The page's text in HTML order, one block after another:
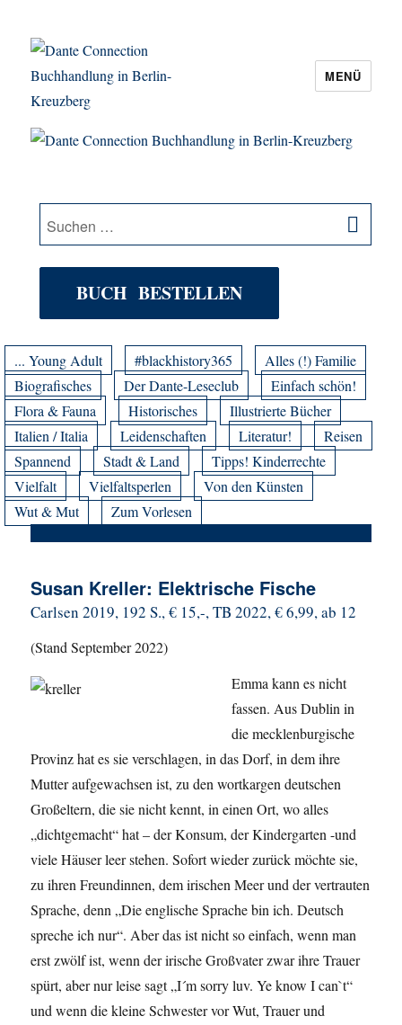
Dante Connection Buchhandlung in
MENÜ
Suche
nach:
BUCH BESTELLEN
... Young Adult #blackhistory365
Alles (!) Familie
Biografisches
Der Dante-Leseclub
Einfach schön!
Flora & Fauna
Historisches
Illustrierte Bücher
Italien / Italia
Leidenschaften Literatur!
Reisen
Spannend
Stadt & Land
Tipps! Kinderrechte
Vielfalt
Vielfaltsperlen
Von den Künsten
Wut & Mut
Zum Vorlesen
Susan Kreller: Elektrische Fische
Carlsen 2019, 192 S., € 15,-, TB 2022, € 6,99, ab 12
(Stand September 2022)
Emma kann es nicht
fassen. Aus Dublin in
die mecklenburgische
Provinz hat es sie verschlagen, in das Dorf, in dem ihre
Mutter aufgewachsen ist, zu den wortkargen deutschen
Großeltern, die sie nicht kennt, in einen Ort, wo alles
„dichtgemacht“ hat – der Konsum, der Kindergarten -und
viele Häuser leer stehen. Sofort wieder zurück möchte sie,
zu ihren Freundinnen, dem irischen Meer und der vertrauten
Sprache, denn „Die englische Sprache bin ich. Deutsch
spreche ich nur“. Aber das ist nicht so einfach, wenn man
erst zwölf ist, wenn der irische Großvater zwar ihre Trauer
spürt, aber nur leise sagt „I´m sorry luv. Ye know I can`t“
und wenn die kleine Schwester vor Wut, Trauer und